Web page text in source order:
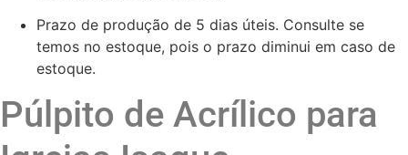
Prazo de produção de 5 dias úteis. Consulte se
temos no estoque, pois o prazo diminui em caso de
estoque.
Púlpito de Acrílico para